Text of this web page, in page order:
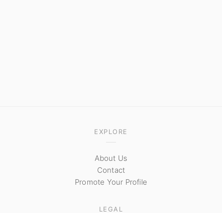
EXPLORE
About Us
Contact
Promote Your Profile
LEGAL